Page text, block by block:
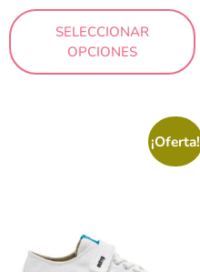
SELECCIONAR
OPCIONES
¡Oferta!